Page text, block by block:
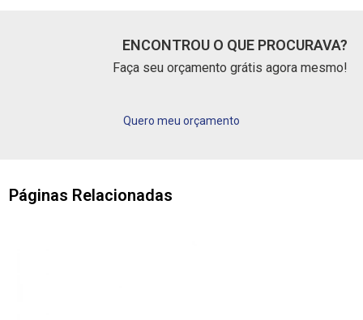
ENCONTROU O QUE PROCURAVA?
Faça seu orçamento grátis agora mesmo!
Quero meu orçamento
Páginas Relacionadas